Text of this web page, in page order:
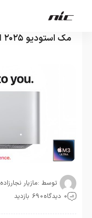
مک استودیو ۲۰۲۵ اپل با قدرتی فراتر از انتظار
توسط :مازیار نجارزاده
0 دیدگاه
690 بازدید